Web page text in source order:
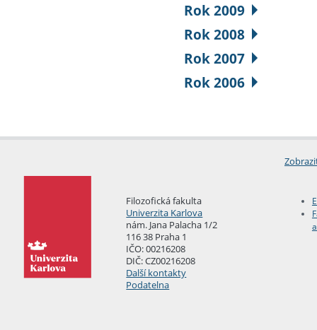
Rok 2009
Rok 2008
Rok 2007
Rok 2006
Filozofická fakulta
Univerzita Karlova
nám. Jana Palacha 1/2
116 38 Praha 1
IČO: 00216208
DIČ: CZ00216208
Další kontakty
Podatelna